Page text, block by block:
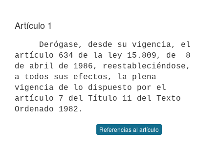
Artículo 1
artículo 634 de la ley 15.809, de  8
de abril de 1986, reestableciéndose,
a todos sus efectos, la plena
vigencia de lo dispuesto por el
artículo 7 del Título 11 del Texto
Referencias al artículo